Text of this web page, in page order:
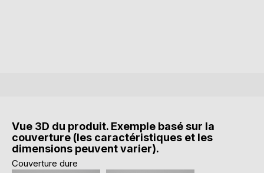
Vue 3D du produit. Exemple basé sur la
couverture (les caractéristiques et les
dimensions peuvent varier).
Couverture dure